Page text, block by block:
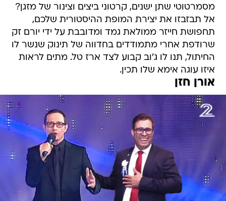
מסמרטוטי שתן ישנים, קרטוני ביצים וצינור של מזגן?
אל תבזבזו את יצירת המופת ההיסטורית שלכם,
תחפושת חייזר ממולאת גמד ומדובבת על ידי יורם זק
שרודפת אחרי מתמודדים בחדווה של תינוק שנשר לו
החיתול, תנו לו ג'וב קבוע לצד ארז טל. מתים לראות
איזו עוגה אימא שלו תכין.
אורן חזן